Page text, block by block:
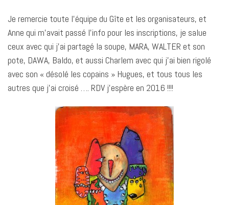
Je remercie toute l’équipe du Gîte et les organisateurs, et
Anne qui m’avait passé l’info pour les inscriptions, je salue
ceux avec qui j’ai partagé la soupe, MARA, WALTER et son
pote, DAWA, Baldo, et aussi Charlem avec qui j’ai bien rigolé
avec son « désolé les copains » Hugues, et tous tous les
autres que j’ai croisé …. RDV j’espère en 2016 !!!!